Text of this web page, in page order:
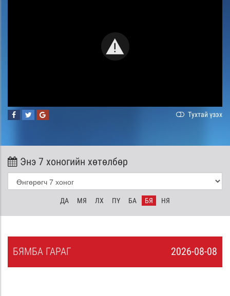
Тухтай үзэх
Энэ 7 хоногийн хөтөлбөр
ДА МЯ ЛХ ПҮ БА БЯ НЯ
2026-08-08
БЯМБА ГАРАГ